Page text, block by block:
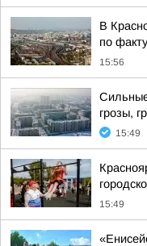
В
по
15:56
грозы,
15:49
15:49